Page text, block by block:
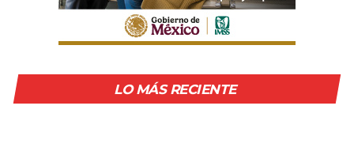
LO MÁS RECIENTE